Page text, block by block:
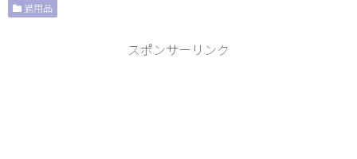
猫用品
スポンサーリンク